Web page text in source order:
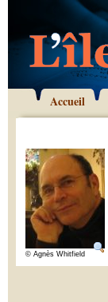
Accueil
© Agnès Whitfield